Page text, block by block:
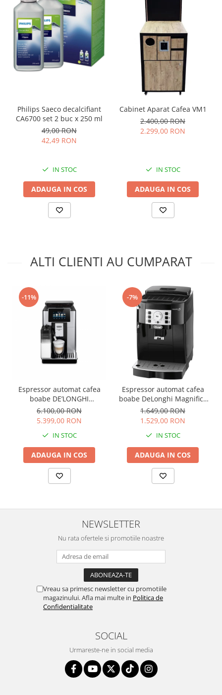
Philips Saeco decalcifiant
CA6700 set 2 buc x 250 ml
49,00 RON
42,49 RON
IN STOC
ADAUGA IN COS
Cabinet Aparat Cafea VM1
2.400,00 RON
2.299,00 RON
IN STOC
ADAUGA IN COS
ALTI CLIENTI AU CUMPARAT
-11%
Espressor automat cafea
boabe DE’LONGHI
PrimaDonna SOUL ECAM
610.55.SB
6.100,00 RON
5.399,00 RON
IN STOC
ADAUGA IN COS
-7%
Espressor automat cafea
boabe DeLonghi Magnifica
S ECAM22.115.B
1.649,00 RON
1.529,00 RON
IN STOC
ADAUGA IN COS
NEWSLETTER
Nu rata ofertele si promotiile noastre
Vreau sa primesc newsletter cu promotiile
magazinului. Afla mai multe in Politica de
Confidentialitate
SOCIAL
Urmareste-ne in social media